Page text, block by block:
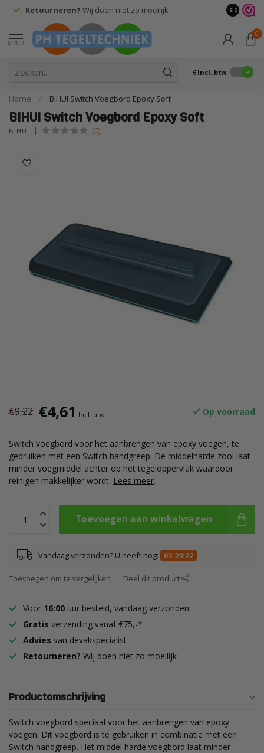
Retourneren? Wij doen niet zo moeilijk 9.2
MENU
0
€ Incl. btw
Home / BIHUI Switch Voegbord Epoxy Soft
BIHUI Switch Voegbord Epoxy Soft
BIHUI (0)
€9,22 €4,61 Incl. btw Op voorraad
Switch voegbord voor het aanbrengen van epoxy voegen, te
gebruiken met een Switch handgreep. De middelharde zool laat
minder voegmiddel achter op het tegeloppervlak waardoor
reinigen makkelijker wordt. Lees meer.
Toevoegen aan winkelwagen
Vandaag verzonden? U heeft nog: 03:29:21
Toevoegen om te vergelijken Deel dit product
Voor 16:00 uur besteld, vandaag verzonden
Gratis verzending vanaf €75,-*
Advies van devakspecialist
Retourneren? Wij doen niet zo moeilijk
Productomschrijving
Switch voegbord speciaal voor het aanbrengen van epoxy
voegen. Dit voegbord is te gebruiken in combinatie met een
Switch handgreep. Het middel harde voegbord laat minder